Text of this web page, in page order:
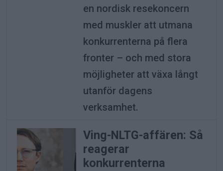
en nordisk resekoncern
med muskler att utmana
konkurrenterna på flera
fronter – och med stora
möjligheter att växa långt
utanför dagens
verksamhet.
Ving-NLTG-affären: Så
reagerar
konkurrenterna